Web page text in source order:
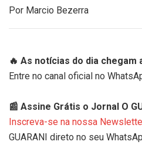
Por Marcio Bezerra
🔥 As notícias do dia chegam
Entre no canal oficial no
📰 Assine Grátis o Jornal O
Inscreva-se na nossa
GUARANI direto no seu